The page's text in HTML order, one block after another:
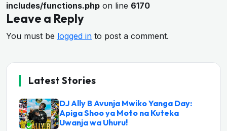
includes/functions.php on line 6170
Leave a Reply
You must be logged in to post a comment.
Latest Stories
DJ Ally B Avunja Mwiko Yanga Day:
Apiga Shoo ya Moto na Kuteka
Uwanja wa Uhuru!